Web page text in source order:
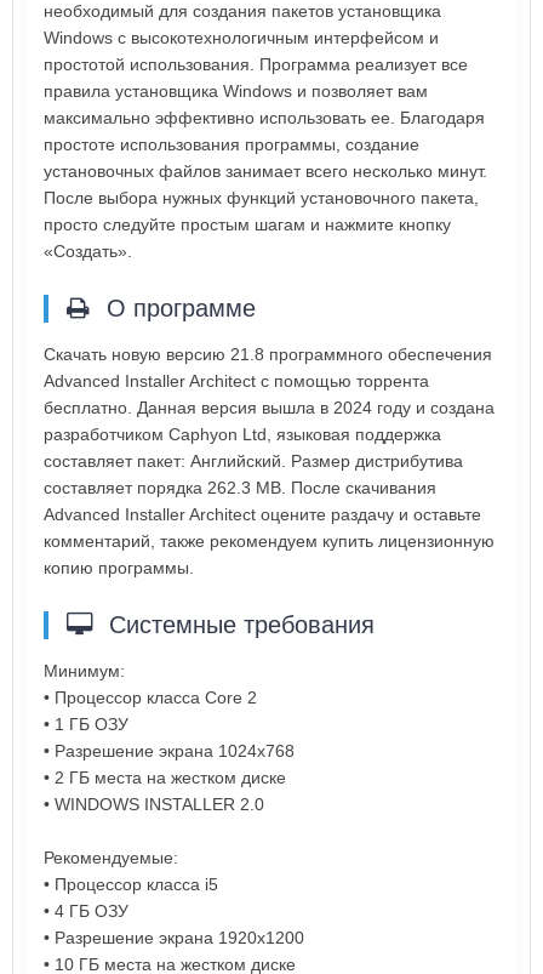
необходимый для создания пакетов установщика
Windows с высокотехнологичным интерфейсом и
простотой использования. Программа реализует все
правила установщика Windows и позволяет вам
максимально эффективно использовать ее. Благодаря
простоте использования программы, создание
установочных файлов занимает всего несколько минут.
После выбора нужных функций установочного пакета,
просто следуйте простым шагам и нажмите кнопку
«Создать».
О программе
Скачать новую версию 21.8 программного обеспечения
Advanced Installer Architect с помощью торрента
бесплатно. Данная версия вышла в 2024 году и создана
разработчиком Caphyon Ltd, языковая поддержка
составляет пакет: Английский. Размер дистрибутива
составляет порядка 262.3 MB. После скачивания
Advanced Installer Architect оцените раздачу и оставьте
комментарий, также рекомендуем купить лицензионную
копию программы.
Системные требования
Минимум:
• Процессор класса Core 2
• 1 ГБ ОЗУ
• Разрешение экрана 1024x768
• 2 ГБ места на жестком диске
• WINDOWS INSTALLER 2.0
Рекомендуемые:
• Процессор класса i5
• 4 ГБ ОЗУ
• Разрешение экрана 1920x1200
• 10 ГБ места на жестком диске